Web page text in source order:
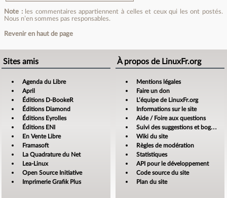
Note :les commentaires appartiennent à celles et ceux qui les ont postés.
Nous n’en sommes pas responsables.
Revenir en haut de page
Sites amis
Agenda du Libre
April
Éditions D-BookeR
Éditions Diamond
Éditions Eyrolles
Éditions ENI
En Vente Libre
Framasoft
La Quadrature du Net
Lea-Linux
Open Source Initiative
Imprimerie Grafik Plus
À propos de LinuxFr.org
Mentions légales
Faire un don
L’équipe de LinuxFr.org
Informations sur le site
Aide / Foire aux questions
Suivi des suggestions et bogues
Wiki du site
Règles de modération
Statistiques
API pour le développement
Code source du site
Plan du site